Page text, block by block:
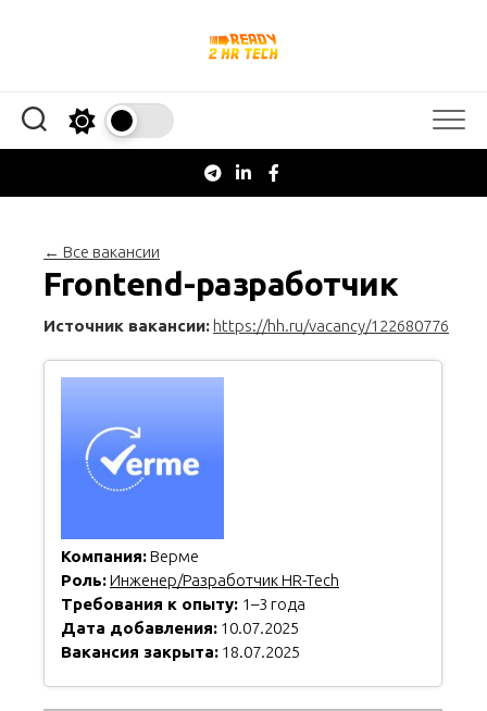
← Все вакансии
Frontend-разработчик
Источник вакансии: https://hh.ru/vacancy/122680776
Компания:Верме
Роль:Инженер/Разработчик HR-Tech
Требования к опыту: 1–3 года
Дата добавления: 10.07.2025
Вакансия закрыта: 18.07.2025